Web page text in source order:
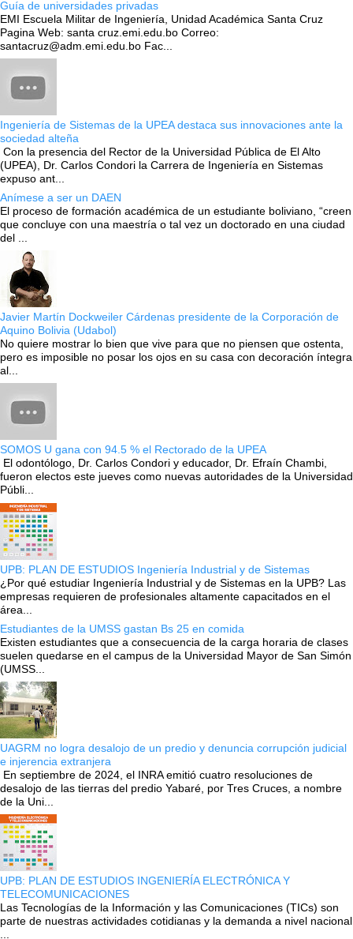
Guía de universidades privadas
EMI Escuela Militar de Ingeniería, Unidad Académica Santa Cruz
Pagina Web: santa cruz.emi.edu.bo Correo:
santacruz@adm.emi.edu.bo Fac...
Ingeniería de Sistemas de la UPEA destaca sus innovaciones ante la
sociedad alteña
Con la presencia del Rector de la Universidad Pública de El Alto
(UPEA), Dr. Carlos Condori la Carrera de Ingeniería en Sistemas
expuso ant...
Anímese a ser un DAEN
El proceso de formación académica de un estudiante boliviano, “creen
que concluye con una maestría o tal vez un doctorado en una ciudad
del ...
Javier Martín Dockweiler Cárdenas presidente de la Corporación de
Aquino Bolivia (Udabol)
No quiere mostrar lo bien que vive para que no piensen que ostenta,
pero es imposible no posar los ojos en su casa con decoración íntegra
al...
SOMOS U gana con 94.5 % el Rectorado de la UPEA
El odontólogo, Dr. Carlos Condori y educador, Dr. Efraín Chambi,
fueron electos este jueves como nuevas autoridades de la Universidad
Públi...
UPB: PLAN DE ESTUDIOS Ingeniería Industrial y de Sistemas
¿Por qué estudiar Ingeniería Industrial y de Sistemas en la UPB? Las
empresas requieren de profesionales altamente capacitados en el
área...
Estudiantes de la UMSS gastan Bs 25 en comida
Existen estudiantes que a consecuencia de la carga horaria de clases
suelen quedarse en el campus de la Universidad Mayor de San Simón
(UMSS...
UAGRM no logra desalojo de un predio y denuncia corrupción judicial
e injerencia extranjera
En septiembre de 2024, el INRA emitió cuatro resoluciones de
desalojo de las tierras del predio Yabaré, por Tres Cruces, a nombre
de la Uni...
UPB: PLAN DE ESTUDIOS INGENIERÍA ELECTRÓNICA Y
TELECOMUNICACIONES
Las Tecnologías de la Información y las Comunicaciones (TICs) son
parte de nuestras actividades cotidianas y la demanda a nivel nacional